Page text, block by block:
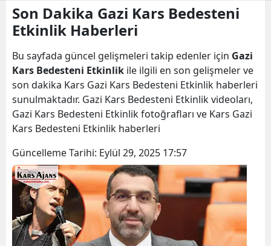
Artvin
Balıkesir
Bilecik
Bingöl
Burdur
Bursa
Çanakkale
Son Dakika Gazi Kars Bedesteni
Etkinlik Haberleri
Bu sayfada güncel gelişmeleri takip edenler için Gazi
Kars Bedesteni Etkinlik ile ilgili en son gelişmeler ve
son dakika Kars Gazi Kars Bedesteni Etkinlik haberleri
sunulmaktadır. Gazi Kars Bedesteni Etkinlik videoları,
Gazi Kars Bedesteni Etkinlik fotoğrafları ve Kars Gazi
Kars Bedesteni Etkinlik haberleri
Güncelleme Tarihi: Eylül 29, 2025 17:57